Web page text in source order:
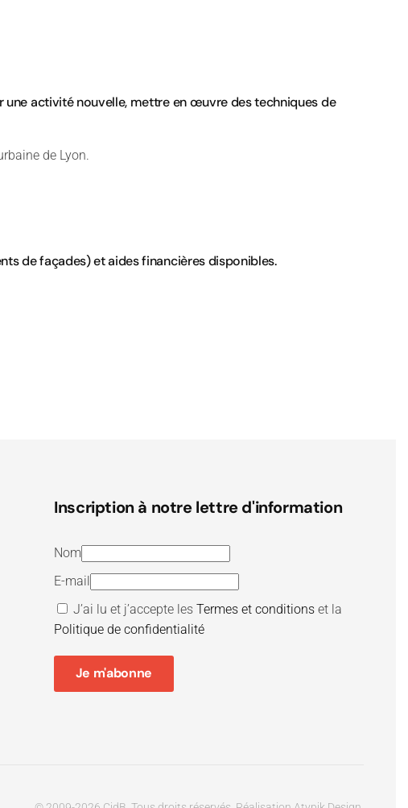
activité nouvelle, mettre en œuvre des techniques de
de Lyon.
de façades) et aides financières disponibles.
Inscription à notre lettre d'information
Nom
E-mail
J’ai lu et j’accepte lesTermes et conditions et la
Politique de confidentialité
Je m'abonne